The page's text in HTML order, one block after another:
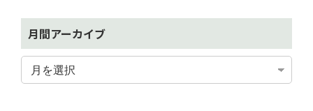
月間アーカイブ